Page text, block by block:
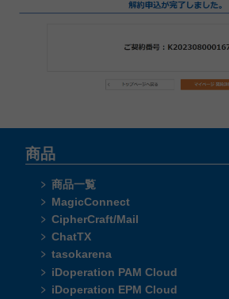
商品
商品一覧
MagicConnect
CipherCraft/Mail
ChatTX
tasokarena
iDoperation PAM Cloud
iDoperation EPM Cloud